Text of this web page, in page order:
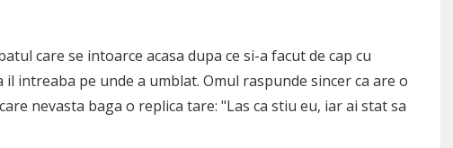
care se intoarce acasa dupa ce si-a facut de cap cu
il intreaba pe unde a umblat. Omul raspunde sincer ca are o
nevasta baga o replica tare: "Las ca stiu eu, iar ai stat sa